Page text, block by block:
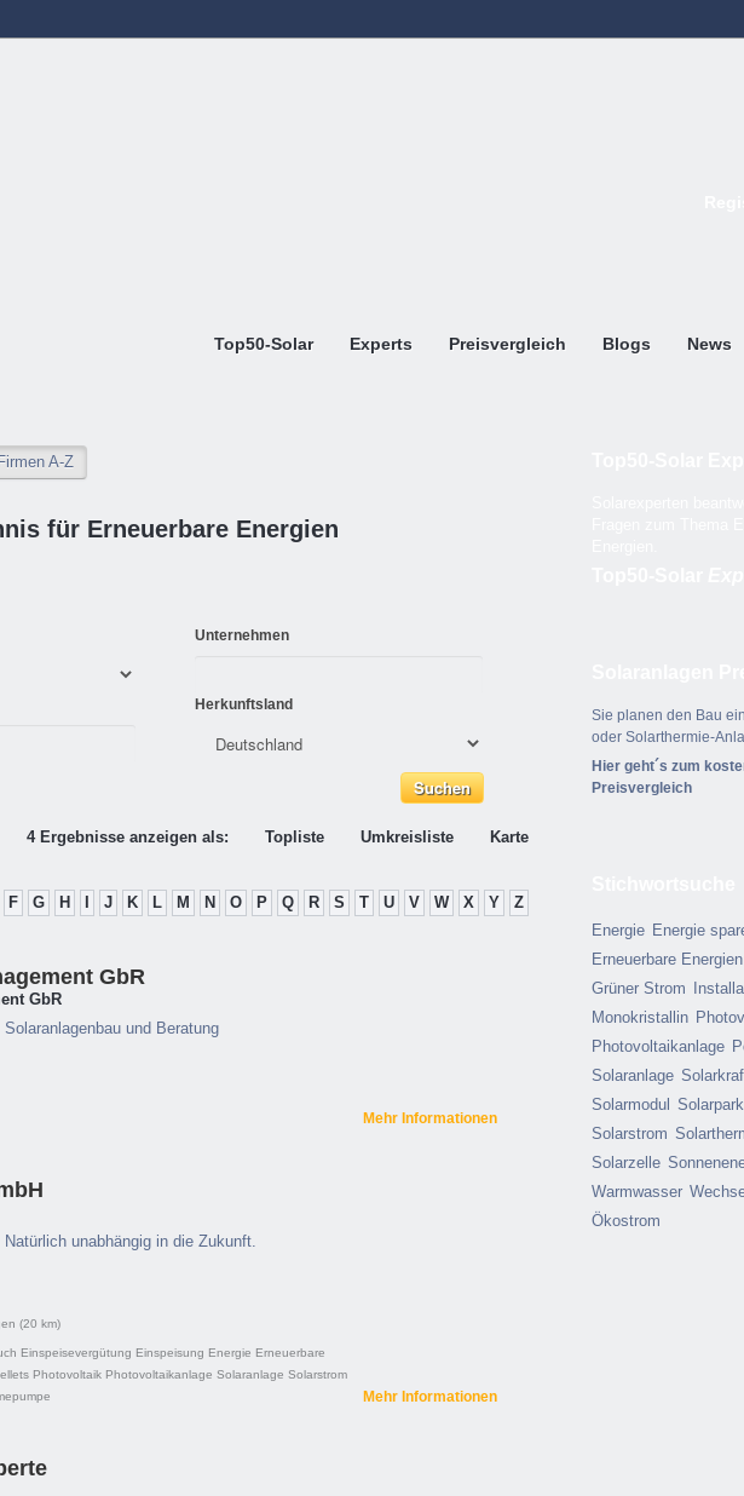
Top50-Solar Experts Preisvergleich Blogs News
Firmen A-Z
für Erneuerbare Energien
Unternehmen
Herkunftsland
4 Ergebnisse anzeigen als: Topliste Umkreisliste Karte
F G H J K L M N O P Q R S T U V W X Y Z
GbR
GbR
Solaranlagenbau und Beratung
Mehr Informationen
Natürlich unabhängig in die Zukunft.
(20 km)
Einspeisevergütung Einspeisung Energie Erneuerbare
Photovoltaik Photovoltaikanlage Solaranlage Solarstrom
Mehr Informationen
Sie planen den Bau
oder Solarthermie-
Hier geht´s zum
Preisvergleich
Energie Energie
Erneuerbare Energien
Grüner Strom
Monokristallin
Photovoltaikanlage
Solaranlage
Solarmodul
Solarstrom
Solarzelle
Warmwasser
Ökostrom